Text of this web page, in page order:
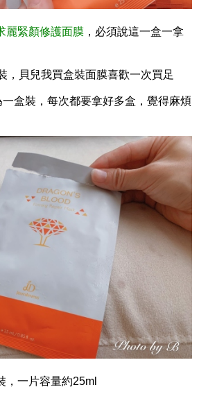
麗緊顏修護面膜 ，必須說這一盒一拿
，貝兒我買盒裝面膜喜歡一次買足
盒裝，每次都要拿好多盒，覺得麻煩
，一片容量約25ml